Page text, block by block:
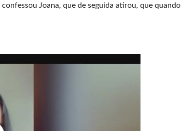
confessou Joana, que de seguida atirou, que quando